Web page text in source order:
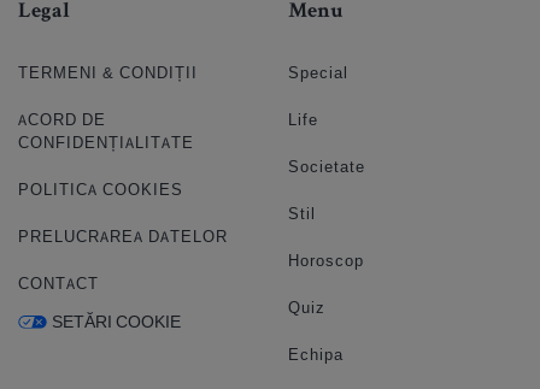
Legal
TERMENI & CONDIȚII
ACORD DE
CONFIDENȚIALITATE
POLITICA COOKIES
PRELUCRAREA DATELOR
CONTACT
SETĂRI COOKIE
Menu
Special
Life
Societate
Stil
Horoscop
Quiz
Echipa